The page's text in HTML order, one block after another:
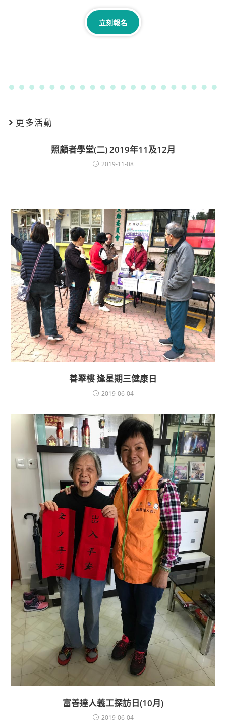
立刻報名
更多活動
照顧者學堂(二) 2019年11及12月
2019-11-08
善翠樓 逢星期三健康日
2019-06-04
富善達人義工探訪日(10月)
2019-06-04